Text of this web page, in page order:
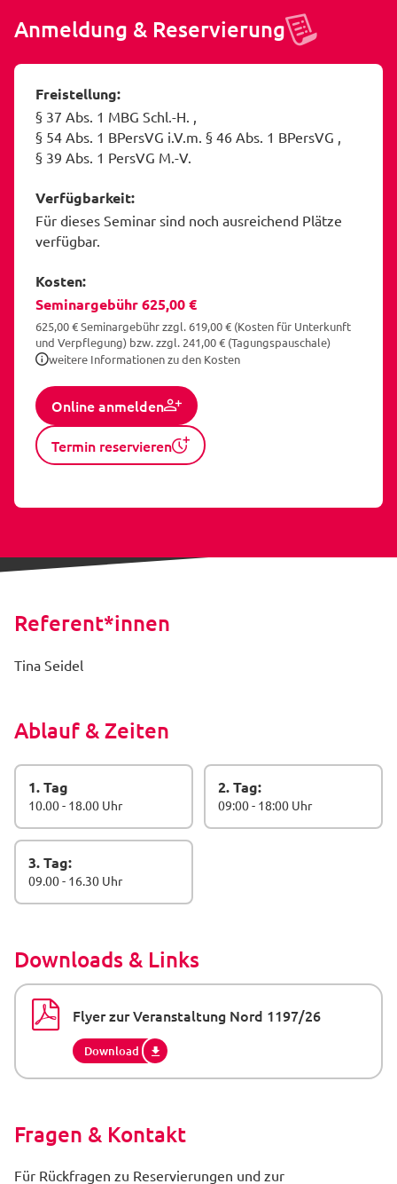
Anmeldung & Reservierung
Freistellung:
§ 37 Abs. 1 MBG Schl.-H.
§ 54 Abs. 1 BPersVG i.V.m. § 46 Abs. 1 BPersVG
§ 39 Abs. 1 PersVG M.-V.
Verfügbarkeit:
Für dieses Seminar sind noch ausreichend Plätze
verfügbar.
Kosten:
Seminargebühr 625,00 €
625,00 € Seminargebühr zzgl. 619,00 € (Kosten für Unterkunft
und Verpflegung) bzw. zzgl. 241,00 € (Tagungspauschale)
weitere Informationen zu den Kosten
Online anmelden
Termin reservieren
Referent*innen
Tina Seidel
Ablauf & Zeiten
1. Tag
10.00 - 18.00 Uhr
2. Tag:
09:00 - 18:00 Uhr
3. Tag:
09.00 - 16.30 Uhr
Downloads & Links
Flyer zur Veranstaltung Nord 1197/26
Download
Fragen & Kontakt
Für Rückfragen zu Reservierungen und zur